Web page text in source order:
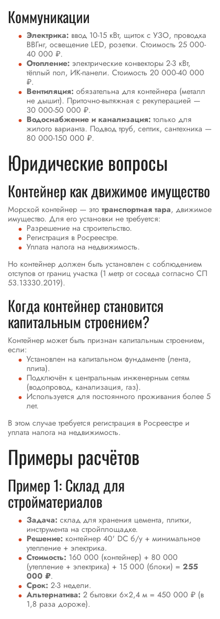
Коммуникации
Электрика: ввод 10-15 кВт, щиток с УЗО, проводка
ВВГнг, освещение LED, розетки. Стоимость 25 000-
40 000 ₽.
Отопление: электрические конвекторы 2-3 кВт,
тёплый пол, ИК-панели. Стоимость 20 000-40 000
₽.
Вентиляция: обязательна для контейнера (металл
не дышит). Приточно-вытяжная с рекуперацией —
30 000-50 000 ₽.
Водоснабжение и канализация: только для
жилого варианта. Подвод труб, септик, сантехника —
80 000-150 000 ₽.
Юридические вопросы
Контейнер как движимое имущество
Морской контейнер — это транспортная тара, движимое
имущество. Для его установки не требуется:
Разрешение на строительство.
Регистрация в Росреестре.
Уплата налога на недвижимость.
Но контейнер должен быть установлен с соблюдением
отступов от границ участка (1 метр от соседа согласно СП
53.13330.2019).
Когда контейнер становится
капитальным строением?
Контейнер может быть признан капитальным строением,
если:
Установлен на капитальном фундаменте (лента,
плита).
Подключён к центральным инженерным сетям
(водопровод, канализация, газ).
Используется для постоянного проживания более 5
лет.
В этом случае требуется регистрация в Росреестре и
уплата налога на недвижимость.
Примеры расчётов
Пример 1: Склад для
стройматериалов
Задача: склад для хранения цемента, плитки,
инструмента на стройплощадке.
Решение: контейнер 40' DC б/у + минимальное
утепление + электрика.
Стоимость: 160 000 (контейнер) + 80 000
(утепление + электрика) + 15 000 (блоки) =255
000 ₽.
Срок: 2-3 недели.
Альтернатива: 2 бытовки 6×2,4 м = 450 000 ₽ (в
1,8 раза дороже).